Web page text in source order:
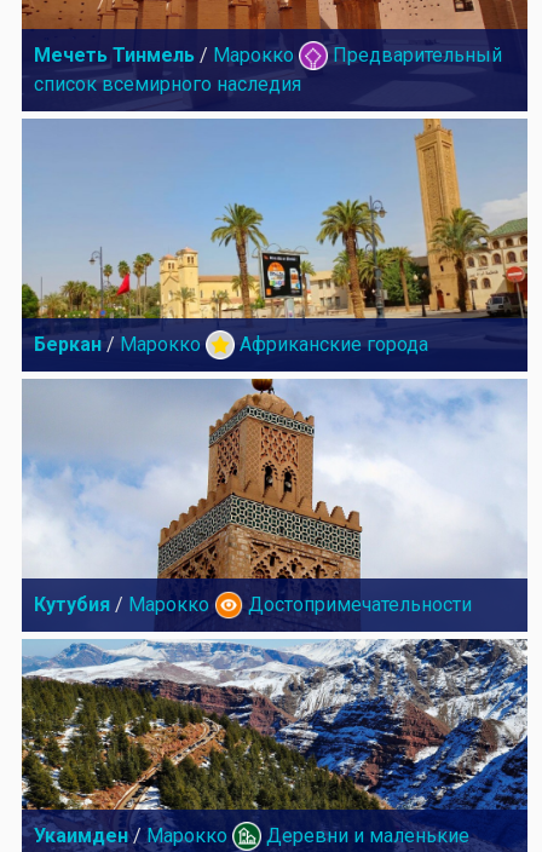
Мечеть Тинмель / Марокко
Предварительный
список всемирного наследия
Беркан / Марокко Африканские города
Кутубия / Марокко Достопримечательности
Укаимден/ Марокко
Деревни и маленькие